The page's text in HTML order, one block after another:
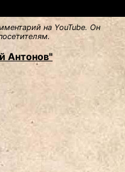
на YouTube. Он
Антонов"